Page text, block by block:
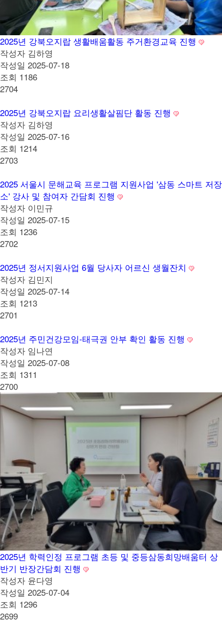
2025년 강북오지랍 생활배움활동 주거환경교육 진행
작성자 김하영
작성일 2025-07-18
조회 1186
2704
2025년 강북오지랍 요리생활살핌단 활동 진행
작성자 김하영
작성일 2025-07-16
조회 1214
2703
2025 서울시 문해교육 프로그램 지원사업 '삼동 스마트 저장
소' 강사 및 참여자 간담회 진행
작성자 이민규
작성일 2025-07-15
조회 1236
2702
2025년 정서지원사업 6월 당사자 어르신 생월잔치
작성자 김민지
작성일 2025-07-14
조회 1213
2701
2025년 주민건강모임-태극권 안부 확인 활동 진행
작성자 임나연
작성일 2025-07-08
조회 1311
2700
2025년 학력인정 프로그램 초등 및 중등삼동희망배움터 상
반기 반장간담회 진행
작성자 윤다영
작성일 2025-07-04
조회 1296
2699